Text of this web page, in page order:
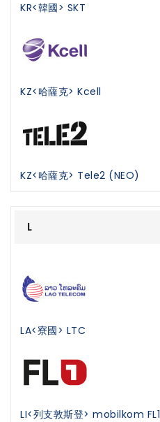
KR<韓國> SKT
KZ<哈薩克> Kcell
KZ<哈薩克> Tele2 (NEO)
L
LA<寮國> LTC
LI<列支敦斯登> mobilkom FL1